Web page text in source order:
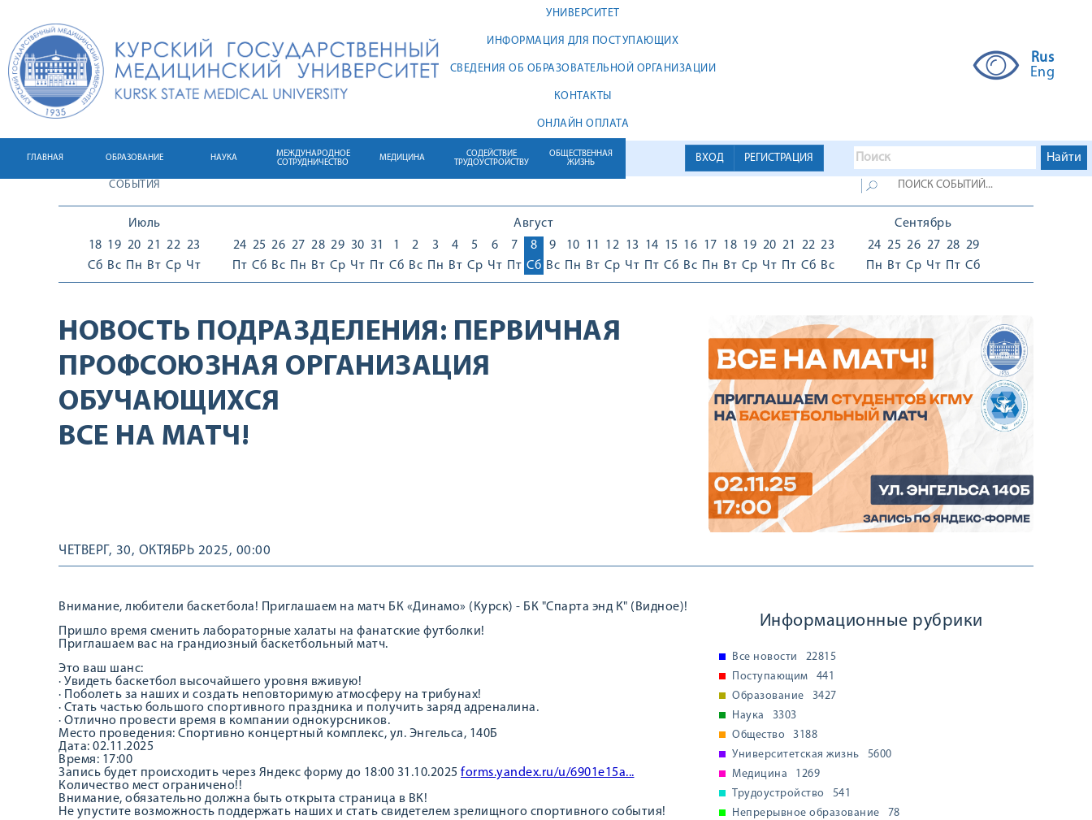
УНИВЕРСИТЕТ
ИНФОРМАЦИЯ ДЛЯ ПОСТУПАЮЩИХ
СВЕДЕНИЯ ОБ ОБРАЗОВАТЕЛЬНОЙ ОРГАНИЗАЦИИ
КОНТАКТЫ
ОНЛАЙН ОПЛАТА
Rus
Eng
ВХОД РЕГИСТРАЦИЯ
ГЛАВНАЯ ОБРАЗОВАНИЕ НАУКА
МЕЖДУНАРОДНОЕ
СОТРУДНИЧЕСТВО
МЕДИЦИНА
СОДЕЙСТВИЕ
ТРУДОУСТРОЙСТВУ
ОБЩЕСТВЕННАЯ
ЖИЗНЬ
СОБЫТИЯ
Июль
18
Сб
19
Вс
20
Пн
21
Вт
22
Ср
23
Чт
Август
24
Пт
25
Сб
26
Вс
27
Пн
28
Вт
29
Ср
30
Чт
31
Пт
1
Сб
2
Вс
3
Пн
4
Вт
5
Ср
6
Чт
7
Пт
8
Сб
9
Вс
10
Пн
11
Вт
12
Ср
13
Чт
14
Пт
15
Сб
16
Вс
17
Пн
18
Вт
19
Ср
20
Чт
21
Пт
22
Сб
23
Вс
Сентябрь
24
Пн
25
Вт
26
Ср
27
Чт
28
Пт
29
Сб
НОВОСТЬ ПОДРАЗДЕЛЕНИЯ: ПЕРВИЧНАЯ
ПРОФСОЮЗНАЯ ОРГАНИЗАЦИЯ
ОБУЧАЮЩИХСЯ
ВСЕ НА МАТЧ!
ЧЕТВЕРГ, 30, ОКТЯБРЬ 2025, 00:00
Внимание, любители баскетбола! Приглашаем на матч БК «Динамо» (Курск) - БК "Спарта энд К" (Видное)!
Пришло время сменить лабораторные халаты на фанатские футболки!
Приглашаем вас на грандиозный баскетбольный матч.
Это ваш шанс:
· Увидеть баскетбол высочайшего уровня вживую!
· Поболеть за наших и создать неповторимую атмосферу на трибунах!
· Стать частью большого спортивного праздника и получить заряд адреналина.
· Отлично провести время в компании однокурсников.
Место проведения: Спортивно концертный комплекс, ул. Энгельса, 140Б
Дата: 02.11.2025
Время: 17:00
Запись будет происходить через Яндекс форму до 18:00 31.10.2025 forms.yandex.ru/u/6901e15a...
Количество мест ограничено!!
Внимание, обязательно должна быть открыта страница в ВК!
Не упустите возможность поддержать наших и стать свидетелем зрелищного спортивного события!
Информационные рубрики
Все новости
22815
Поступающим
441
Образование
3427
Наука
3303
Общество
3188
Университетская жизнь
5600
Медицина
1269
Трудоустройство
541
Непрерывное образование
78